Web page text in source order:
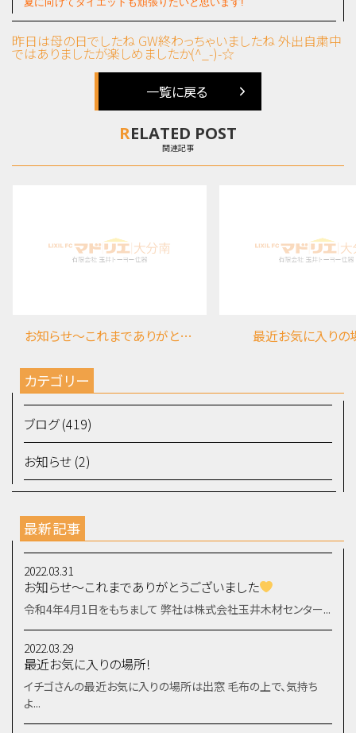
昨日は母の日でしたね GW終わっちゃいましたね 外出自粛中
ではありましたが楽しめましたか(^_-)-☆
一覧に戻る
RELATED POST
関連記事
お知らせ～これまでありがとうございました 最近お気に入りの
カテゴリー
ブログ (419)
お知らせ (2)
最新記事
2022.03.31
お知らせ～これまでありがとうございました
令和4年4月1日をもちまして 弊社は株式会社玉井木材センター...
2022.03.29
最近お気に入りの場所!
イチゴさんの最近お気に入りの場所は出窓 毛布の上で、気持ち
よ...